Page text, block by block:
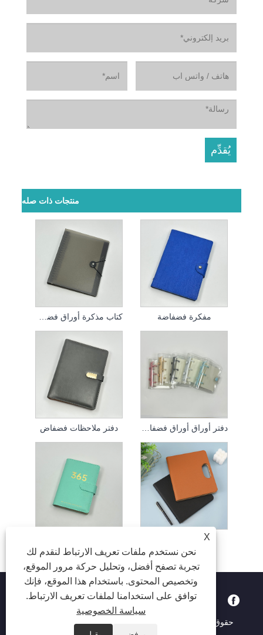
منتجات ذات صله
مفكرة فضفاضة
دفتر ملاحظات فضفاض
Binder Notebook
X
نحن نستخدم ملفات تعريف الارتباط لنقدم لك
تجربة تصفح أفضل، وتحليل حركة مرور الموقع،
وتخصيص المحتوى. باستخدام هذا الموقع، فإنك
توافق على استخدامنا لملفات تعريف الارتباط.
سياسة الخصوصية